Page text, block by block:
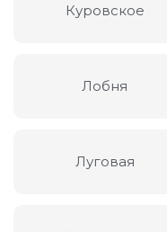
Куровское
Лобня
Луговая